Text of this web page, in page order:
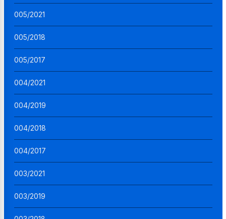
005/2021
005/2018
005/2017
004/2021
004/2019
004/2018
004/2017
003/2021
003/2019